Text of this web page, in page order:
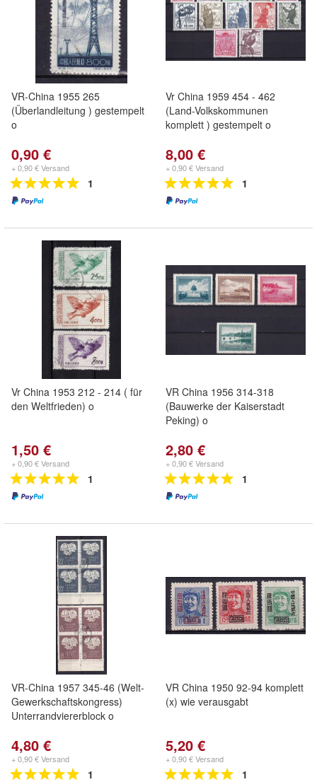
VR-China 1955 265
(Überlandleitung ) gestempelt
o
0,90 €
+ 0,90 € Versand
1
Vr China 1959 454 - 462
(Land-Volkskommunen
komplett ) gestempelt o
8,00 €
+ 0,90 € Versand
1
Vr China 1953 212 - 214 ( für
den Weltfrieden) o
1,50 €
+ 0,90 € Versand
1
VR China 1956 314-318
(Bauwerke der Kaiserstadt
Peking) o
2,80 €
+ 0,90 € Versand
1
VR-China 1957 345-46 (Welt-
Gewerkschaftskongress)
Unterrandviererblock o
4,80 €
+ 0,90 € Versand
1
VR China 1950 92-94 komplett
(x) wie verausgabt
5,20 €
+ 0,90 € Versand
1